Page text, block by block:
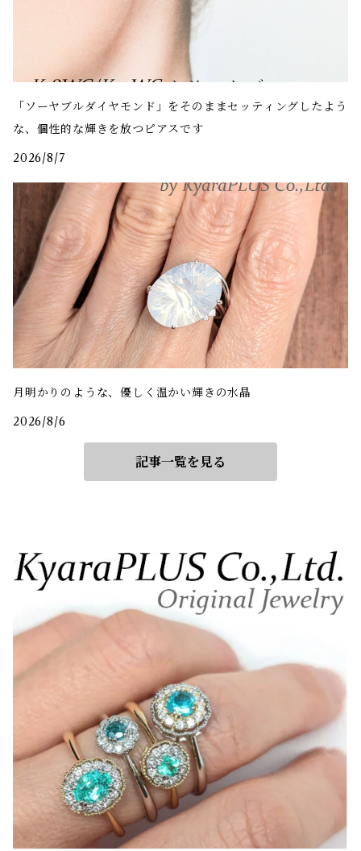
「ソーヤブルダイヤモンド」をそのままセッティングしたよう
な、個性的な輝きを放つピアスです
2026/8/7
月明かりのような、優しく温かい輝きの水晶
2026/8/6
記事一覧を見る